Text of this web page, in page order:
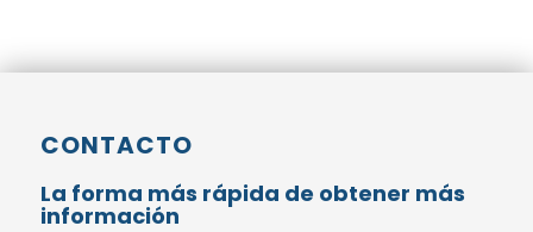
CONTACTO
La forma más rápida de obtener más
información